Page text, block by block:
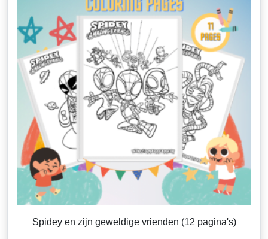
Spidey en zijn geweldige vrienden (12 pagina's)